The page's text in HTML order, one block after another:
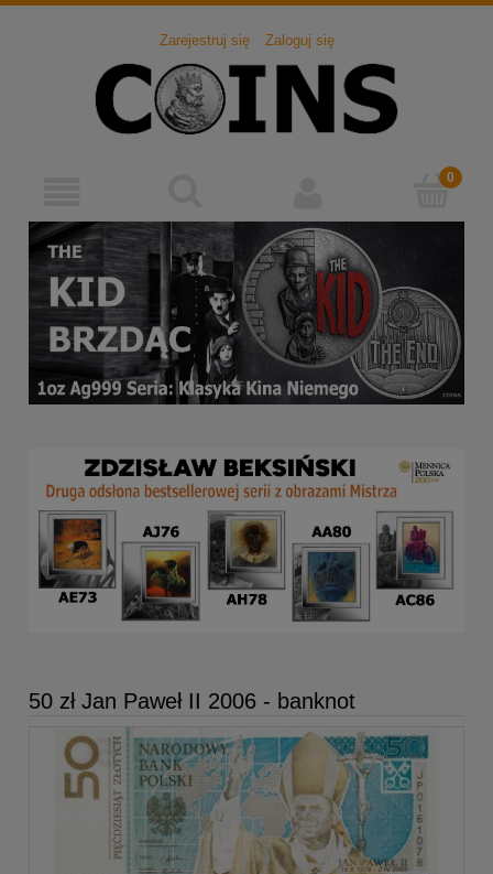
Zarejestruj się Zaloguj się
50 zł Jan Paweł II 2006 - banknot